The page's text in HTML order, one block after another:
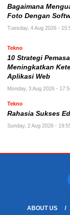
Bagaimana
Foto Dengan
Tuesday, 4 Aug 2026 -
Tekno
10 Strategi
Meningkatkan
Aplikasi Web
Monday, 3 Aug 2026 -
Tekno
Rahasia Sukses
Sunday, 2 Aug 2026 -
ABOUT US